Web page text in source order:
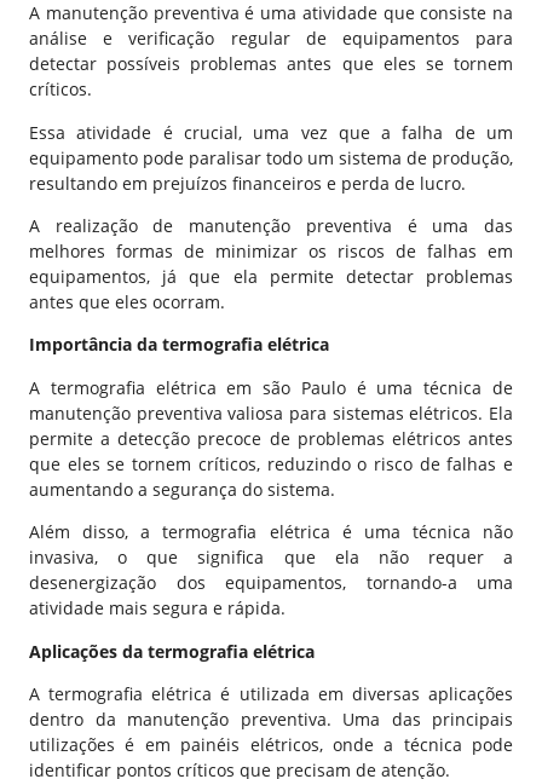
A manutenção preventiva é uma atividade que consiste na
análise e verificação regular de equipamentos para
detectar possíveis problemas antes que eles se tornem
críticos.
Essa atividade é crucial, uma vez que a falha de um
equipamento pode paralisar todo um sistema de produção,
resultando em prejuízos financeiros e perda de lucro.
A realização de manutenção preventiva é uma das
melhores formas de minimizar os riscos de falhas em
equipamentos, já que ela permite detectar problemas
antes que eles ocorram.
Importância da termografia elétrica
A termografia elétrica em são Paulo é uma técnica de
manutenção preventiva valiosa para sistemas elétricos. Ela
permite a detecção precoce de problemas elétricos antes
que eles se tornem críticos, reduzindo o risco de falhas e
aumentando a segurança do sistema.
Além disso, a termografia elétrica é uma técnica não
invasiva, o que significa que ela não requer a
desenergização dos equipamentos, tornando-a uma
atividade mais segura e rápida.
Aplicações da termografia elétrica
A termografia elétrica é utilizada em diversas aplicações
dentro da manutenção preventiva. Uma das principais
utilizações é em painéis elétricos, onde a técnica pode
identificar pontos críticos que precisam de atenção.